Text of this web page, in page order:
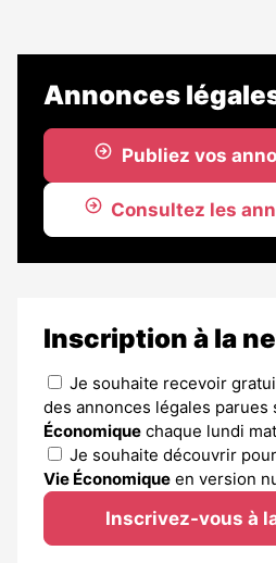
Annonces
Publiez vos
Consultez les
Inscription à la
Je souhaite recevoir
des annonces légales parues
Économique chaque lundi
Je souhaite découvrir
Vie Économique en version
Inscrivez-vous à